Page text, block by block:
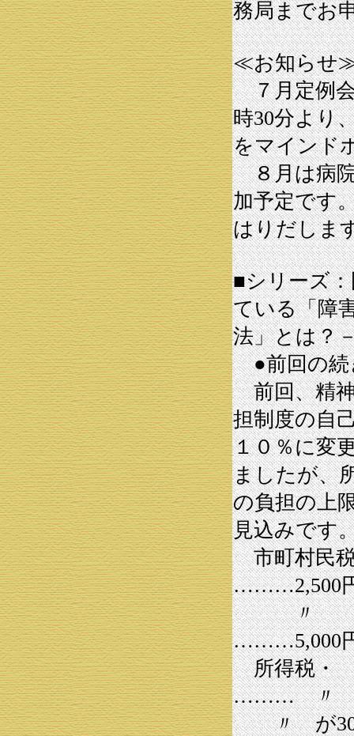
務局までお
≪お知らせ
７月定例会
時30分より
をマインド
８月は病院
加予定です
はりだしま
■シリーズ
ている「障
法」とは？
●前回の続
前回、精神
担制度の自
１０％に変
ましたが、
の負担の上
見込みです
市町村民
………2,500
………5,000
所得
……… 〃
〃 が